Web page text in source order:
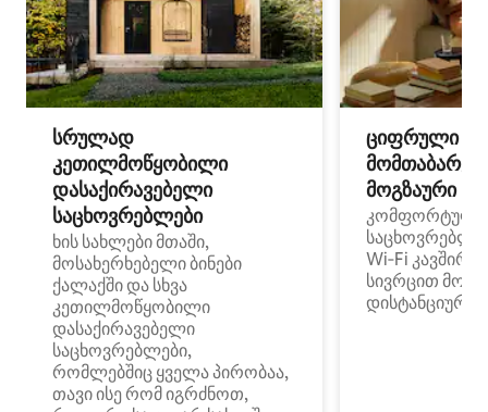
სრულად
კეთილმოწყობილი
დასაქირავებელი
საცხოვრებლები
ხის სახლები მთაში,
მოსახერხებელი ბინები
ქალაქში და სხვა
კეთილმოწყობილი
დასაქირავებელი
საცხოვრებლები,
რომლებშიც ყველა პირობაა,
თავი ისე რომ იგრძნოთ,
ციფრული
მოგზაური
კომფორტული
Wi‑Fi
სივრცით
დისტანციური